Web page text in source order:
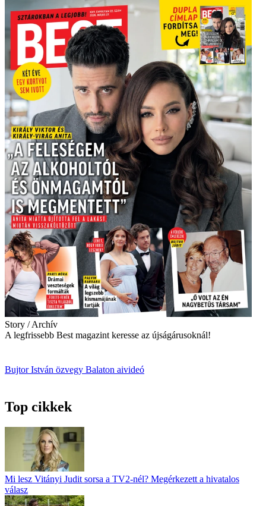
Story / Archív
A legfrissebb Best magazint keresse az újságárusoknál!
Bujtor István özvegy Balaton aivideó
Top cikkek
Mi lesz Vitányi Judit sorsa a TV2-nél? Megérkezett a hivatalos
válasz